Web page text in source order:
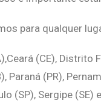
para qualquer
(CE), Distrito
(PR),
(SP), Sergipe (SE)